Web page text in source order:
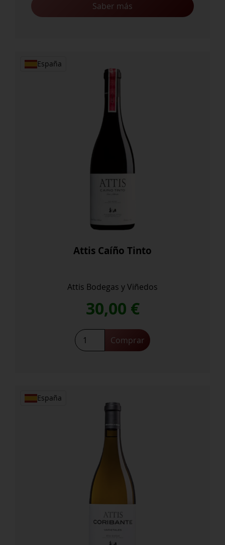
Saber más
España
Attis Caíño Tinto
Attis Bodegas y Viñedos
30,00 €
Comprar
España